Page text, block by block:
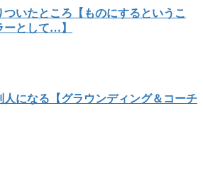
いたところ【ものにするというこ
ーとして…】
人になる【グラウンディング＆コーチ